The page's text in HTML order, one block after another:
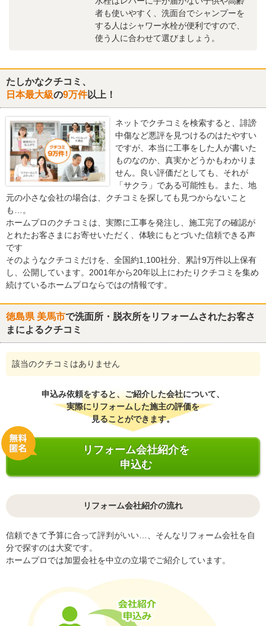
者も使いやすく、洗面台でシャンプーを
する人はシャワー水栓が便利ですので、
使う人に合わせて選びましょう。
たしかなクチコミ、
日本最大級の9万件以上！
ネットでクチコミを検索すると、誹謗
中傷など悪評を見つけるのはたやすい
ですが、本当に工事をした人が書いた
ものなのか、真実かどうかもわかりま
せん。良い評価だとしても、それが
「サクラ」である可能性も。また、地
元の小さな会社の場合は、クチコミを探しても見つからないこと
も…。
ホームプロのクチコミは、実際に工事を発注し、施工完了の確認が
とれたお客さまにお寄せいただく、体験にもとづいた信頼できる声
です
そのようなクチコミだけを、全国約1,100社分、累計9万件以上保有
し、公開しています。2001年から20年以上にわたりクチコミを集め
続けているホームプロならではの情報です。
徳島県 美馬市で洗面所・脱衣所をリフォームされたお客さ
まによるクチコミ
該当のクチコミはありません
申込み依頼をすると、ご紹介した会社について、
実際にリフォームした施主の評価を
見ることができます。
リフォーム会社紹介を
申込む
リフォーム会社紹介の流れ
信頼できて予算に合って評判がいい…、そんなリフォーム会社を自
分で探すのは大変です。
ホームプロでは加盟会社を中立の立場でご紹介しています。